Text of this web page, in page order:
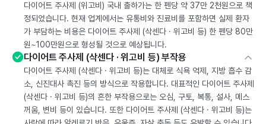
다이어트 주사제 (위고비) 국내 출하가는 한 펜당 약 37만 2천원으로 책
정되었습니다. 현재 업계에서는 유통비와 진료비를 포함하면 실제 환자
가 부담하는 비용은 다이어트 주사제 (삭센다 · 위고비 등) 한 펜당 80만
원~100만원으로 형성될 것으로 예상됩니다.
다이어트 주사제 (삭센다 · 위고비 등) 부작용
다이어트 주사제 (삭센다 · 위고비 등)는 대체로 식욕 억제, 지방 흡수 감
소, 신진대사 촉진 등의 방식으로 작용합니다. 대표적인 다이어트 주사제
(삭센다 · 위고비 등)의 흔한 부작용으로는 오심, 구토, 복통, 설사, 메스
꺼움, 변비 등이 있습니다. 또한 다이어트 주사제 (삭센다 · 위고비 등)는